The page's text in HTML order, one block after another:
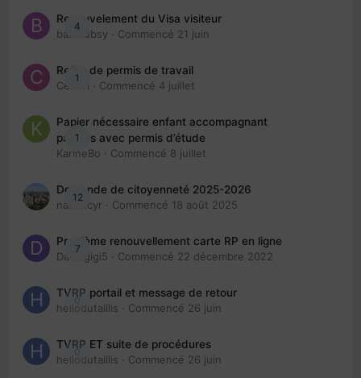
4
Renouvelement du Visa visiteur
babibubsy · Commencé 21 juin
1
Refus de permis de travail
Cedbri · Commencé 4 juillet
1
Papier nécessaire enfant accompagnant
parents avec permis d’étude
KarineBo · Commencé 8 juillet
12
Demande de citoyenneté 2025-2026
nanancyr · Commencé 18 août 2025
7
Problème renouvellement carte RP en ligne
Davidgigi5 · Commencé 22 décembre 2022
0
TVRP portail et message de retour
hellodutaillis · Commencé 26 juin
0
TVRP ET suite de procédures
hellodutaillis · Commencé 26 juin